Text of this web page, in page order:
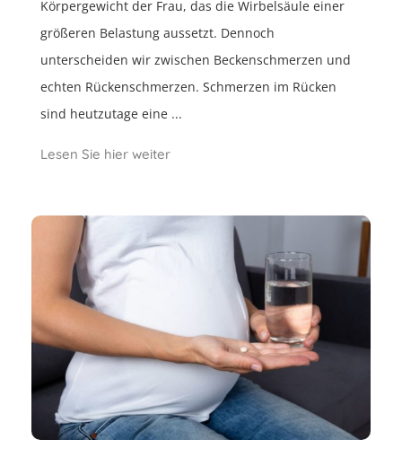
Körpergewicht der Frau, das die Wirbelsäule einer
größeren Belastung aussetzt. Dennoch
unterscheiden wir zwischen Beckenschmerzen und
echten Rückenschmerzen. Schmerzen im Rücken
sind heutzutage eine ...
Lesen Sie hier weiter